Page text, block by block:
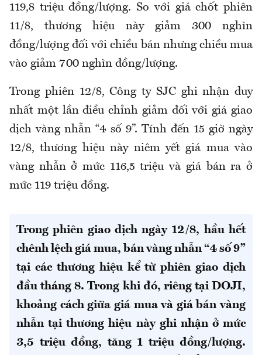
119,8 triệu đồng/lượng. So với giá chốt phiên
11/8, thương hiệu này giảm 300 nghìn
đồng/lượng đối với chiều bán nhưng chiều mua
vào giảm 700 nghìn đồng/lượng.
Trong phiên 12/8, Công ty SJC ghi nhận duy
nhất một lần điều chỉnh giảm đối với giá giao
dịch vàng nhẫn “4 số 9”. Tính đến 15 giờ ngày
12/8, thương hiệu này niêm yết giá mua vào
vàng nhẫn ở mức 116,5 triệu và giá bán ra ở
mức 119 triệu đồng.
Trong phiên giao dịch ngày 12/8, hầu hết
chênh lệch giá mua, bán vàng nhẫn “4 số 9”
tại các thương hiệu kể từ phiên giao dịch
đầu tháng 8. Trong khi đó, riêng tại DOJI,
khoảng cách giữa giá mua và giá bán vàng
nhẫn tại thương hiệu này ghi nhận ở mức
3,5 triệu đồng, tăng 1 triệu đồng/lượng.